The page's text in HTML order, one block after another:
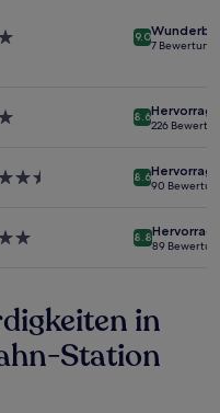
9.0
7
8.6
226
8.6
90
8.8
89
in
Station